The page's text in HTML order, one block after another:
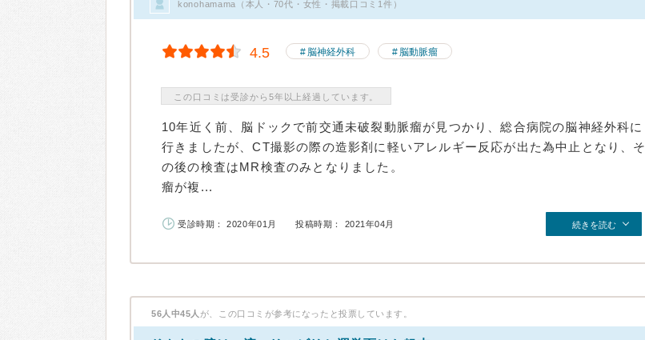
konohamama（本人・70代・女性・掲載口コミ1件）
4.5 脳神経外科 脳動脈瘤
この口コミは受診から5年以上経過しています。
10年近く前、脳ドックで前交通未破裂動脈瘤が見つかり、総合病院の脳神経外科に
行きましたが、CT撮影の際の造影剤に軽いアレルギー反応が出た為中止となり、そ
の後の検査はMR検査のみとなりました。
瘤が複...
受診時期： 2020年01月 投稿時期： 2021年04月 続きを読む
56人中45人 が、この口コミが参考になったと投票しています。